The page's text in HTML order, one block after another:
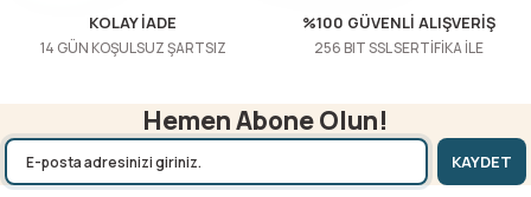
KOLAY İADE
14 GÜN KOŞULSUZ ŞARTSIZ
%100 GÜVENLİ ALIŞVERİŞ
256 BIT SSL SERTİFİKA İLE
Hemen Abone Olun!
KAYDET